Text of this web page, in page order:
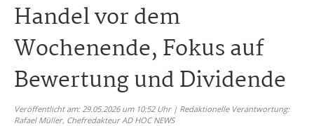
Handel vor dem
Wochenende, Fokus auf
Bewertung und Dividende
Veröffentlicht am: 29.05.2026 um 10:52 Uhr | Redaktionelle Verantwortung:
Rafael Müller, Chefredakteur AD HOC NEWS